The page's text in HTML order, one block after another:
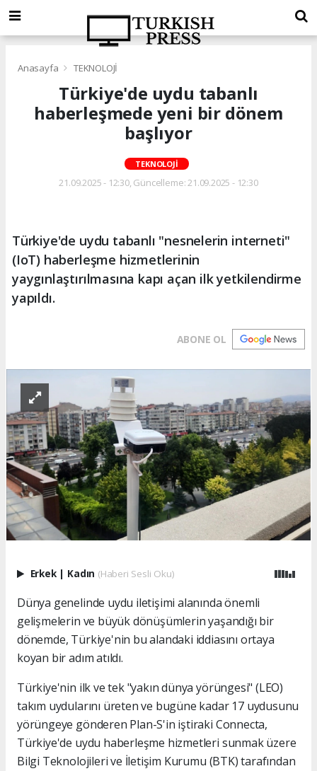
Anasayfa TEKNOLOJİ
Türkiye'de uydu tabanlı
haberleşmede yeni bir dönem
başlıyor
TEKNOLOJİ
21.09.2025 - 12:30, Güncelleme: 21.09.2025 - 12:30
Türkiye'de uydu tabanlı "nesnelerin interneti"
(IoT) haberleşme hizmetlerinin
yaygınlaştırılmasına kapı açan ilk yetkilendirme
yapıldı.
ABONE OL
Erkek | Kadın (Haberi Sesli Oku)
Dünya genelinde uydu iletişimi alanında önemli
gelişmelerin ve büyük dönüşümlerin yaşandığı bir
dönemde, Türkiye'nin bu alandaki iddiasını ortaya
koyan bir adım atıldı.
Türkiye'nin ilk ve tek "yakın dünya yörüngesi" (LEO)
takım uydularını üreten ve bugüne kadar 17 uydusunu
yörüngeye gönderen Plan-S'in iştiraki Connecta,
Türkiye'de uydu haberleşme hizmetleri sunmak üzere
Bilgi Teknolojileri ve İletişim Kurumu (BTK) tarafından